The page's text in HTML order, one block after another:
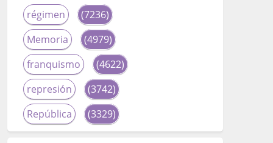
régimen
(7236)
Memoria
(4979)
franquismo
(4622)
represión
(3742)
República
(3329)